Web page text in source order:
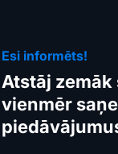
Esi informēts!
Atstāj
vienmēr